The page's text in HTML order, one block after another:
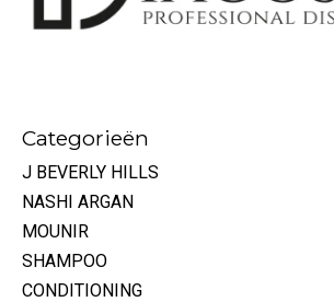
Categorieën
J BEVERLY HILLS
NASHI ARGAN
MOUNIR
SHAMPOO
CONDITIONING